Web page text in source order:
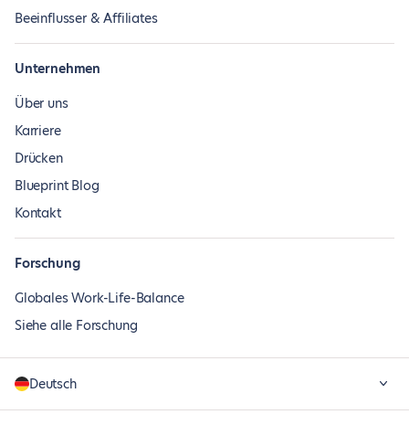
Beeinflusser & Affiliates
Unternehmen
Über uns
Karriere
Drücken
Blueprint Blog
Kontakt
Forschung
Globales Work-Life-Balance
Siehe alle Forschung
Deutsch